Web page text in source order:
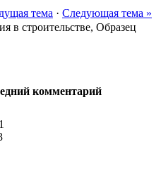
тема · Следующая тема »
в строительстве, Образец
комментарий